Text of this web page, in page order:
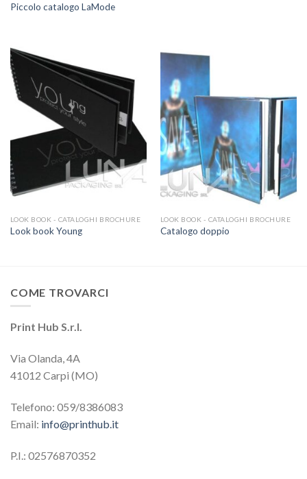
Piccolo catalogo LaMode
LOOK BOOK - CATALOGHI BROCHURE
Look book Young
LOOK BOOK - CATALOGHI BROCHURE
Catalogo doppio
COME TROVARCI
Print Hub S.r.l.
Via Olanda, 4A
41012 Carpi (MO)
Telefono: 059/8386083
Email: info@printhub.it
P.I.: 02576870352